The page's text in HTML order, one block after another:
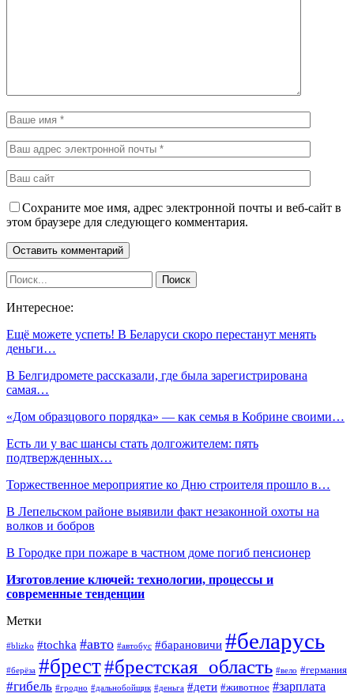
Сохраните мое имя, адрес электронной почты и веб-сайт в
этом браузере для следующего комментария.
Интересное:
Ещё можете успеть! В Беларуси скоро перестанут менять
деньги…
В Белгидромете рассказали, где была зарегистрирована
самая…
«Дом образцового порядка» — как семья в Кобрине своими…
Есть ли у вас шансы стать долгожителем: пять
подтвержденных…
Торжественное мероприятие ко Дню строителя прошло в…
В Лепельском районе выявили факт незаконной охоты на
волков и бобров
В Городке при пожаре в частном доме погиб пенсионер
Изготовление ключей: технологии, процессы и
современные тенденции
Метки
#blizko #tochka #авто #автобус #барановичи #беларусь
#берёза #брест#брестская_область #вело #германия
#гибель #гродно #дальнобойщик #деньга #дети #животное #зарплата